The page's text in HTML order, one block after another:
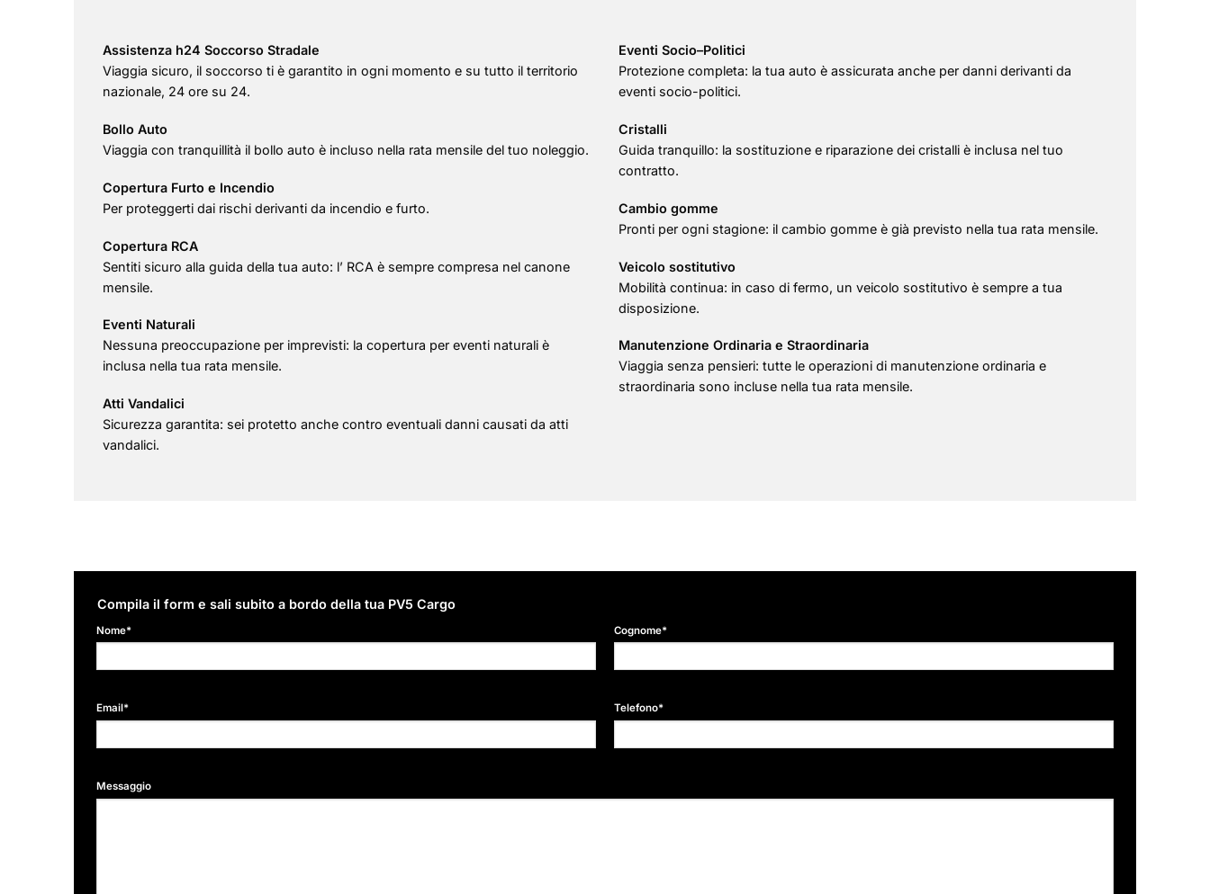
Assistenza h24 Soccorso Stradale
Viaggia sicuro, il soccorso ti è garantito in ogni momento e su tutto il territorio
nazionale, 24 ore su 24.
Bollo Auto
Viaggia con tranquillità il bollo auto è incluso nella rata mensile del tuo noleggio.
Copertura Furto e Incendio
Per proteggerti dai rischi derivanti da incendio e furto.
Copertura RCA
Sentiti sicuro alla guida della tua auto: l’ RCA è sempre compresa nel canone
mensile.
Eventi Naturali
Nessuna preoccupazione per imprevisti: la copertura per eventi naturali è
inclusa nella tua rata mensile.
Atti Vandalici
Sicurezza garantita: sei protetto anche contro eventuali danni causati da atti
vandalici.
Eventi Socio–Politici
Protezione completa: la tua auto è assicurata anche per danni derivanti da
eventi socio-politici.
Cristalli
Guida tranquillo: la sostituzione e riparazione dei cristalli è inclusa nel tuo
contratto.
Cambio gomme
Pronti per ogni stagione: il cambio gomme è già previsto nella tua rata mensile.
Veicolo sostitutivo
Mobilità continua: in caso di fermo, un veicolo sostitutivo è sempre a tua
disposizione.
Manutenzione Ordinaria e Straordinaria
Viaggia senza pensieri: tutte le operazioni di manutenzione ordinaria e
straordinaria sono incluse nella tua rata mensile.
Compila il form e sali subito a bordo della tua PV5 Cargo
Nome* Cognome*
Email* Telefono*
Messaggio